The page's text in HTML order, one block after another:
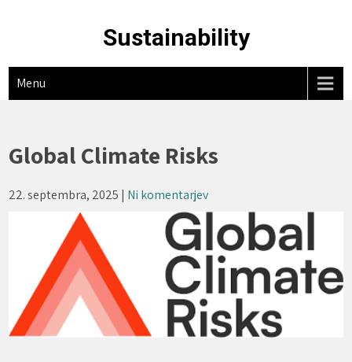
Sustainability
Menu
Global Climate Risks
22. septembra, 2025 | Ni komentarjev